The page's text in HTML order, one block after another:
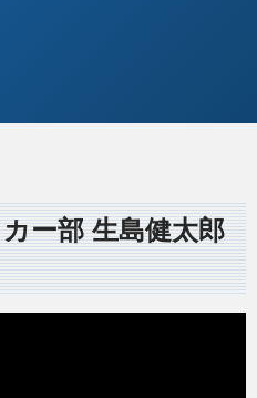
ー部 生島健太郎